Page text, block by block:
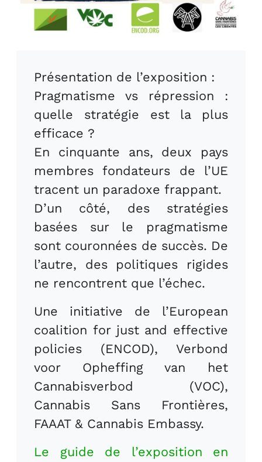
Présentation de l’exposition :
Pragmatisme vs répression :
quelle stratégie est la plus
efficace ?
En cinquante ans, deux pays
membres fondateurs de l’UE
tracent un paradoxe frappant.
D’un côté, des stratégies
basées sur le pragmatisme
sont couronnées de succès. De
l’autre, des politiques rigides
ne rencontrent que l’échec.
Une initiative de l’European
coalition for just and effective
policies (ENCOD), Verbond
voor Opheffing van het
Cannabisverbod (VOC),
Cannabis Sans Frontières,
FAAAT & Cannabis Embassy.
Le guide de l’exposition en